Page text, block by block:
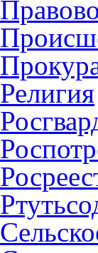
Религия